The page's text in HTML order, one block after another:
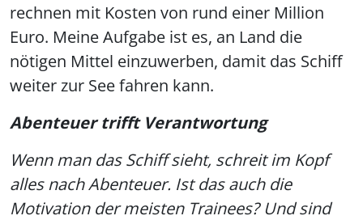
rechnen mit Kosten von rund einer Million
Euro. Meine Aufgabe ist es, an Land die
nötigen Mittel einzuwerben, damit das Schiff
weiter zur See fahren kann.
Abenteuer trifft Verantwortung
Wenn man das Schiff sieht, schreit im Kopf
alles nach Abenteuer. Ist das auch die
Motivation der meisten Trainees? Und sind